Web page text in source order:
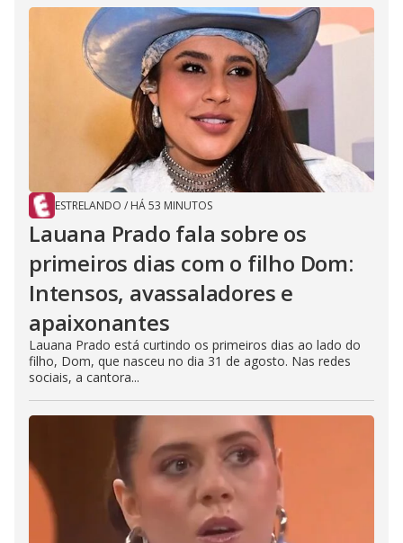
ESTRELANDO / HÁ 53 MINUTOS
Lauana Prado fala sobre os
primeiros dias com o filho Dom:
Intensos, avassaladores e
apaixonantes
Lauana Prado está curtindo os primeiros dias ao lado do
filho, Dom, que nasceu no dia 31 de agosto. Nas redes
sociais, a cantora...